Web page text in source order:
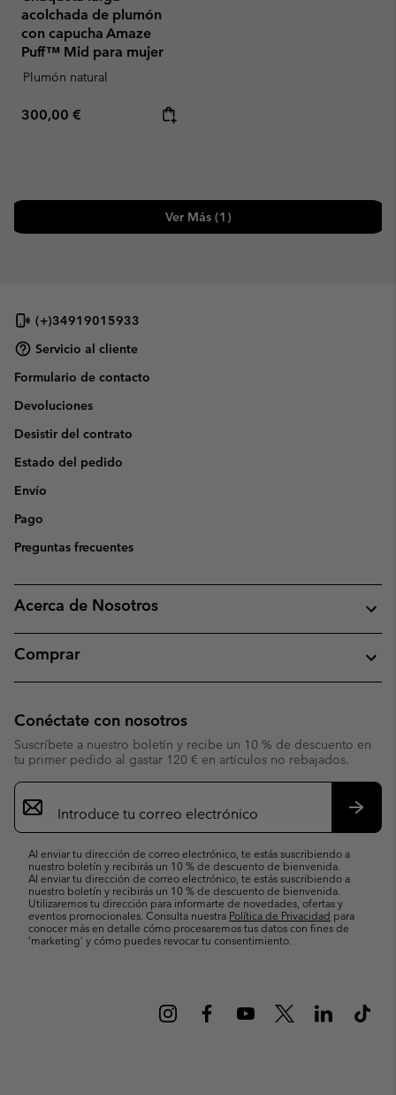
acolchada de plumón
con capucha Amaze
Puff™ Mid para mujer
Plumón natural
Regular price:
300,00 €
Ver Más (1)
(+)34919015933
Servicio al cliente
Formulario de contacto
Devoluciones
Desistir del contrato
Estado del pedido
Envío
Pago
Preguntas frecuentes
Acerca de Nosotros
Comprar
Conéctate con nosotros
Suscríbete a nuestro boletín y recibe un 10 % de descuento en
tu primer pedido al gastar 120 € en artículos no rebajados.
Suscripción
de
correo
Al enviar tu dirección de correo electrónico, te estás suscribiendo a
nuestro boletín y recibirás un 10 % de descuento de bienvenida.
Al enviar tu dirección de correo electrónico, te estás suscribiendo a
nuestro boletín y recibirás un 10 % de descuento de bienvenida.
Utilizaremos tu dirección para informarte de novedades, ofertas y
eventos promocionales. Consulta nuestra Política de Privacidad para
conocer más en detalle cómo procesaremos tus datos con fines de
’marketing’ y cómo puedes revocar tu consentimiento.